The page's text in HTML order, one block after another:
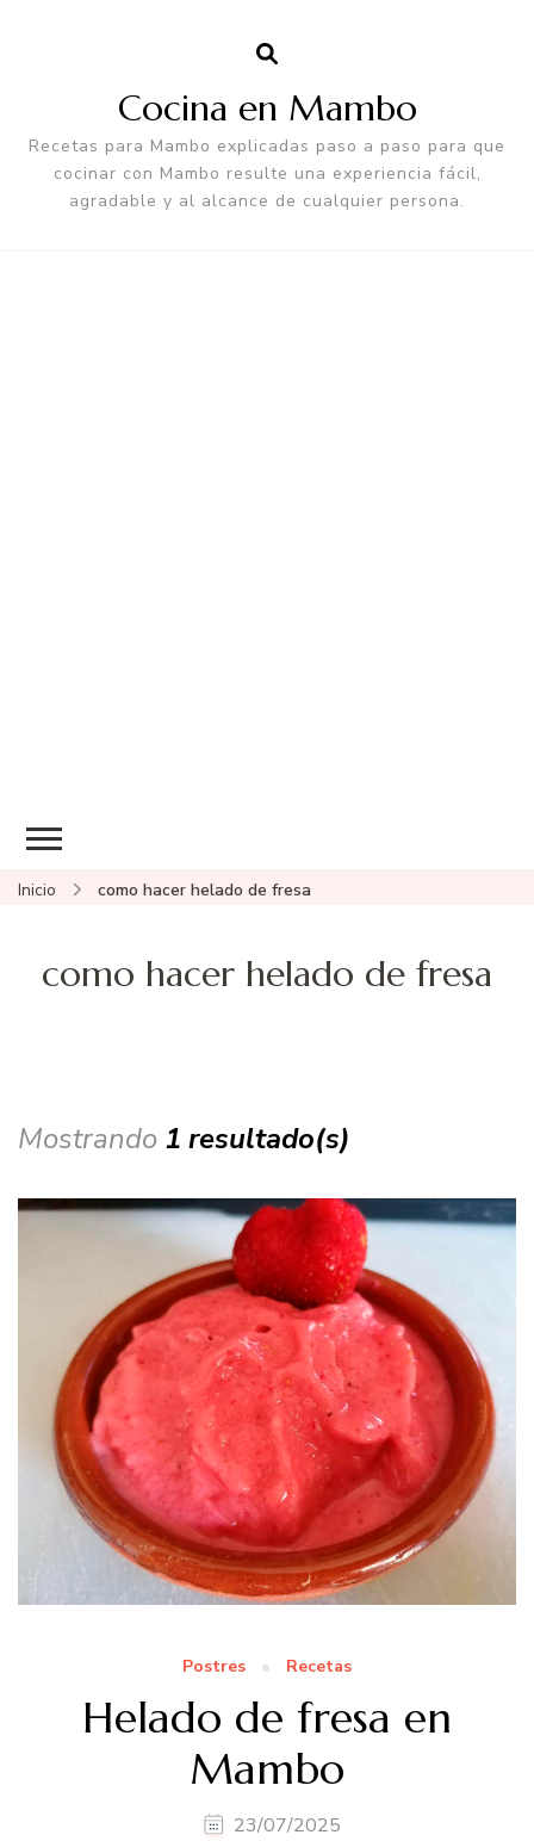
Cocina en Mambo
Recetas para Mambo explicadas paso a paso para que
cocinar con Mambo resulte una experiencia fácil,
agradable y al alcance de cualquier persona.
Inicio como hacer helado de fresa
como hacer helado de fresa
Mostrando 1 resultado(s)
Postres Recetas
Helado de fresa en
Mambo
23/07/2025